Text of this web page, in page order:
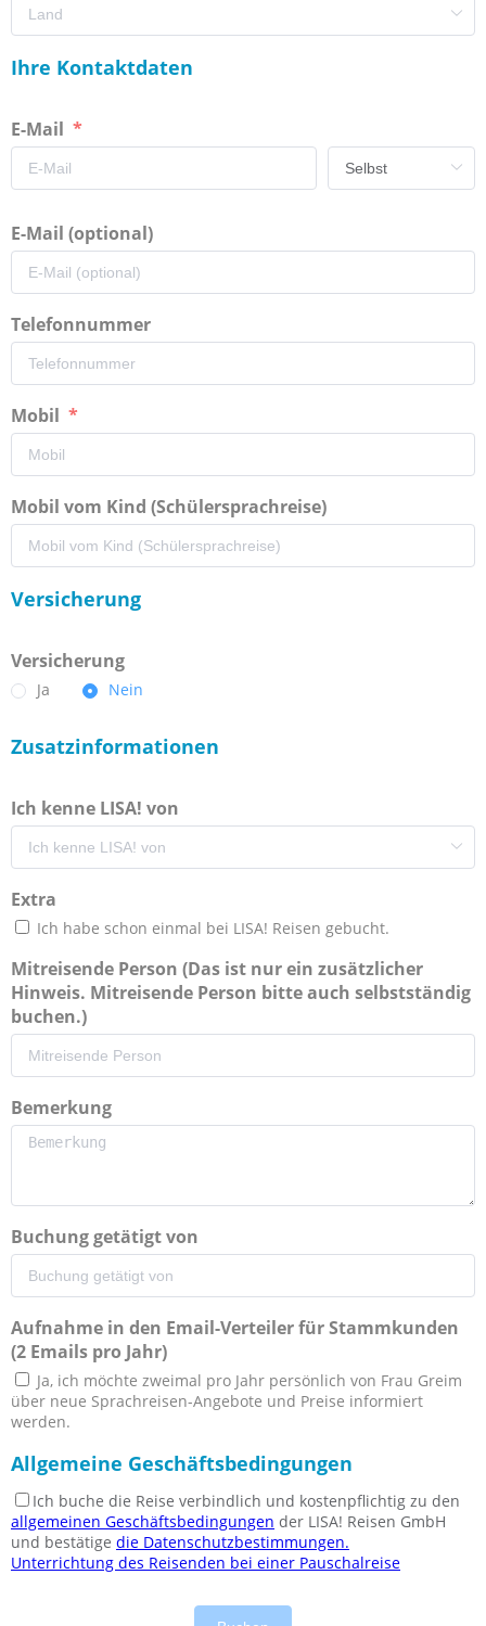
Ihre Kontaktdaten
E-Mail
E-Mail (optional)
Telefonnummer
Mobil
Mobil vom Kind (Schülersprachreise)
Versicherung
Versicherung
Ja Nein
Zusatzinformationen
Ich kenne LISA! von
Extra
Ich habe schon einmal bei LISA! Reisen gebucht.
Mitreisende Person (Das ist nur ein zusätzlicher
Hinweis. Mitreisende Person bitte auch selbstständig
buchen.)
Bemerkung
Buchung getätigt von
Aufnahme in den Email-Verteiler für Stammkunden
(2 Emails pro Jahr)
Ja, ich möchte zweimal pro Jahr persönlich von Frau Greim
über neue Sprachreisen-Angebote und Preise informiert
werden.
Allgemeine Geschäftsbedingungen
Ich buche die Reise verbindlich und kostenpflichtig zu den
allgemeinen Geschäftsbedingungen der LISA! Reisen GmbH
und bestätige die Datenschutzbestimmungen.
Unterrichtung des Reisenden bei einer Pauschalreise